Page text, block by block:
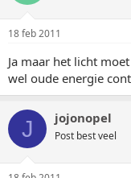
18 feb 2011
Ja maar het licht
wel oude energie
J jojonopel
Post best veel